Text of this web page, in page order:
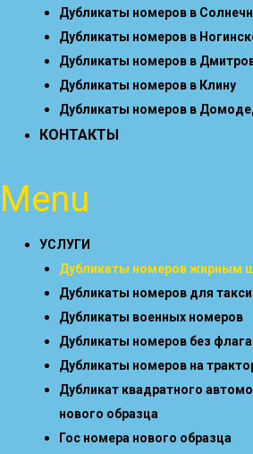
Дубликаты номеров в
Дубликаты номеров в
Дубликаты номеров в
Дубликаты номеров в Клину
Дубликаты номеров в
КОНТАКТЫ
Menu
УСЛУГИ
Дубликаты номеров жирным
Дубликаты номеров для такси
Дубликаты военных номеров
Дубликаты номеров без флага
Дубликаты номеров на
Дубликат квадратного
нового образца
Гос номера нового образца